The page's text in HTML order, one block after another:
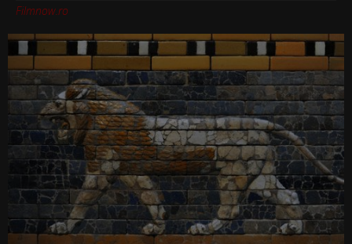
Filmnow.ro